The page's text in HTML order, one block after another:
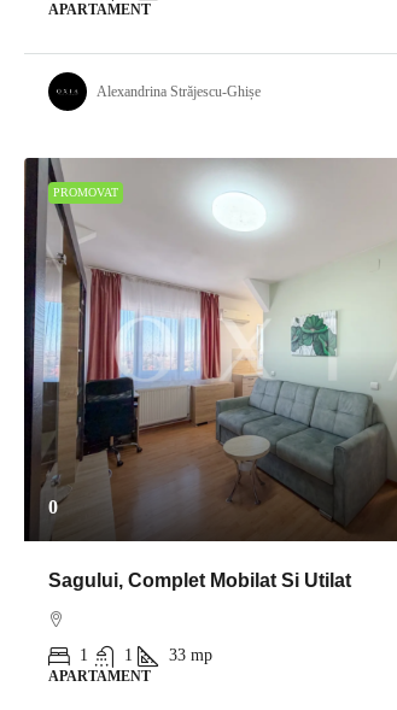
APARTAMENT
Alexandrina Străjescu-Ghișe
PROMOVAT
0
Sagului, Complet Mobilat Si Utilat
1 1 33 mp
APARTAMENT